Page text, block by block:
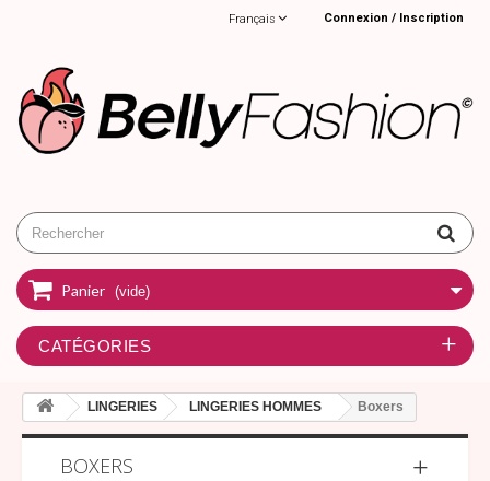
Connexion / Inscription
Français
Panier (vide)
CATÉGORIES
LINGERIES LINGERIES HOMMES Boxers
BOXERS